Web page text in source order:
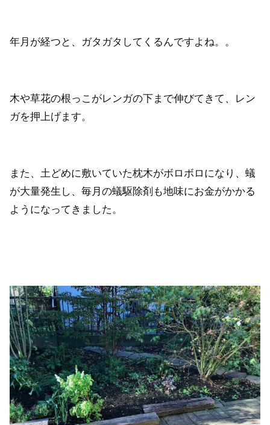
年月が経つと、ガタガタしてくるんですよね。。
木や草花の根っこがレンガの下まで伸びてきて、レン
ガを押上げます。
また、土どめに敷いていた枕木がボロボロになり、蟻
が大量発生し、毎月の蟻駆除剤も地味にお金がかかる
ようになってきました。